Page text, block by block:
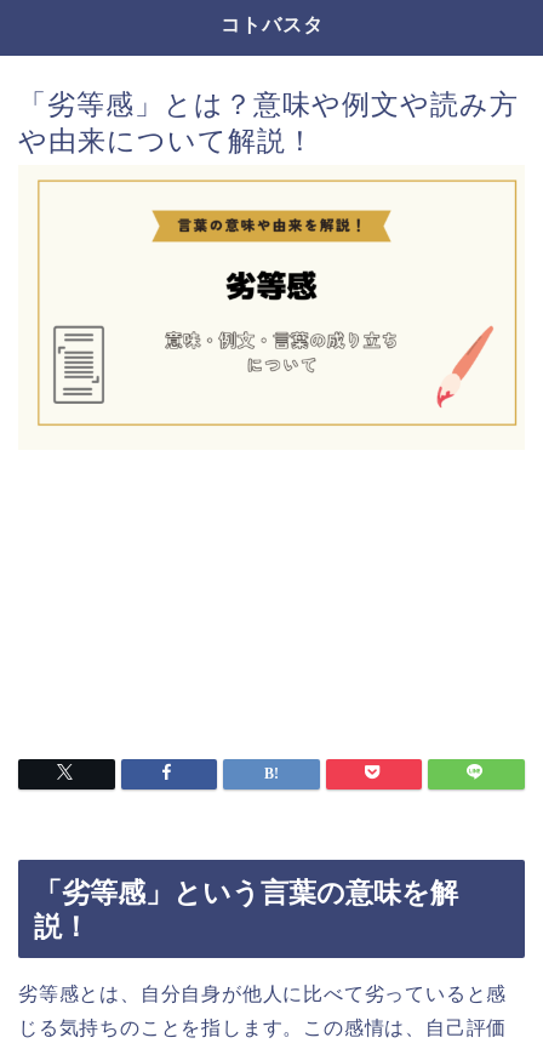
コトバスタ
「劣等感」とは？意味や例文や読み方
や由来について解説！
「劣等感」という言葉の意味を解
説！
劣等感とは、自分自身が他人に比べて劣っていると感
じる気持ちのことを指します。この感情は、自己評価